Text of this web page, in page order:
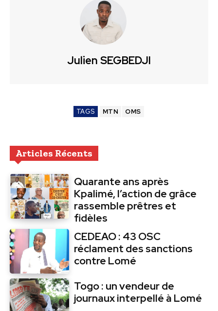
Julien SEGBEDJI
TAGS MTN OMS
Articles Récents
Quarante ans après
Kpalimé, l’action de grâce
rassemble prêtres et
fidèles
CEDEAO : 43 OSC
réclament des sanctions
contre Lomé
Togo : un vendeur de
journaux interpellé à Lomé